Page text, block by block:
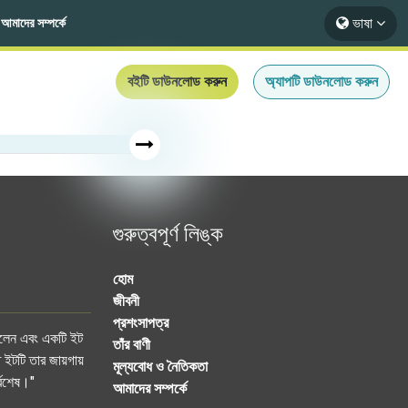
আমাদের সম্পর্কে ভাষা
বইটি ডাউনলোড করুন অ্যাপটি ডাউনলোড করুন
এবং একটি ইট
তার জায়গায়
গুরুত্বপূর্ণ লিঙ্ক
হোম
জীবনী
প্রশংসাপত্র
তাঁর বাণী
মূল্যবোধ ও নৈতিকতা
আমাদের সম্পর্কে